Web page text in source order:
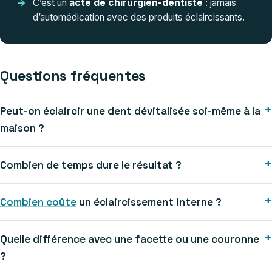
C’est un acte de chirurgien-dentiste : jamais
d’automédication avec des produits éclaircissants.
Questions fréquentes
Peut-on éclaircir une dent dévitalisée soi-même à la
maison ?
Combien de temps dure le résultat ?
Combien coûte un éclaircissement interne ?
Quelle différence avec une facette ou une couronne
?